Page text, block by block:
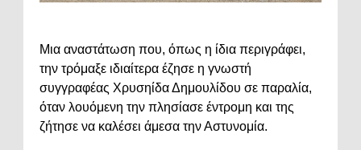
Μια αναστάτωση που, όπως η ίδια περιγράφει,
την τρόμαξε ιδιαίτερα έζησε η γνωστή
συγγραφέας Χρυσηίδα Δημουλίδου σε παραλία,
όταν λουόμενη την πλησίασε έντρομη και της
ζήτησε να καλέσει άμεσα την Αστυνομία.